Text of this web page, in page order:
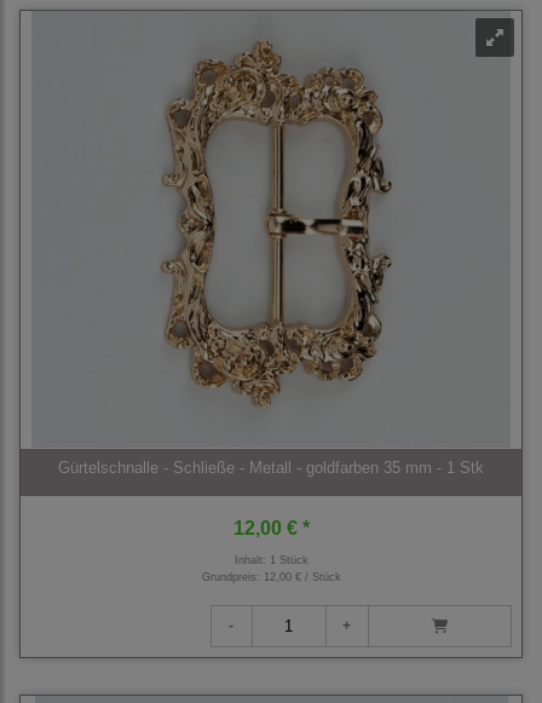
Gürtelschnalle - Schließe - Metall - goldfarben 35 mm - 1 Stk
12,00 € *
Inhalt: 1 Stück
Grundpreis: 12,00 € / Stück